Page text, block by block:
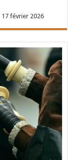
17 février 2026